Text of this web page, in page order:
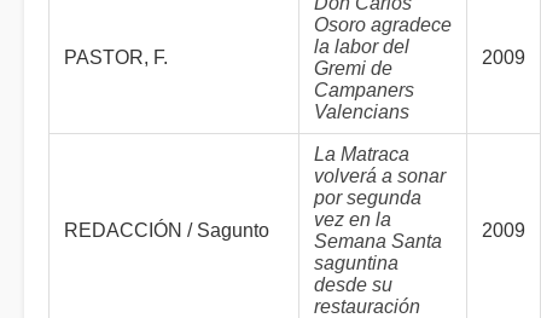
PASTOR, F.
Osoro agradece
la labor del
Gremi de
Campaners
Valencians
2009
REDACCIÓN / Sagunto
La Matraca
volverá a sonar
por segunda
vez en la
Semana Santa
saguntina
desde su
restauración
2009